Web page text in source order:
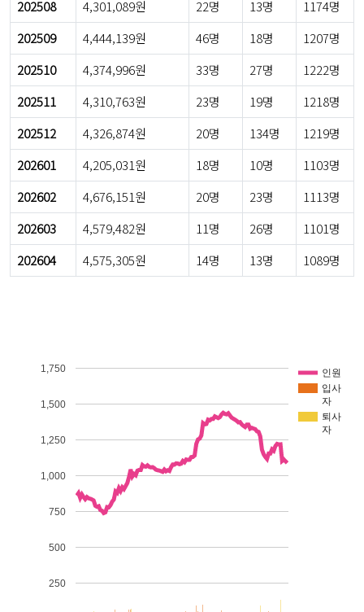
202508
4,301,089원 22명 13명
1174명
202509
4,444,139원 46명 18명
1207명
202510
4,374,996원 33명 27명
1222명
202511
4,310,763원 23명 19명
1218명
202512
4,326,874원 20명 134명
1219명
202601
4,205,031원 18명 10명
1103명
202602
4,676,151원 20명 23명
1113명
202603
4,579,482원 11명 26명
1101명
202604
4,575,305원 14명 13명 1089명
인원
입사
자
퇴사
자
250
500
750
1,000
1,250
1,500
1,750